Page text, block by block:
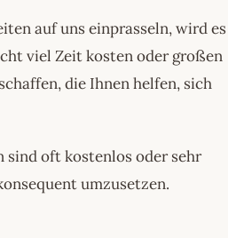
auf uns einprasseln, wird es
viel Zeit kosten oder großen
die Ihnen helfen, sich
oft kostenlos oder sehr
umzusetzen.